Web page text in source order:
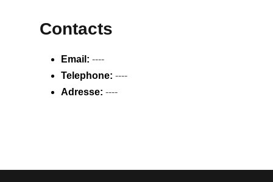
Contacts
Email: ----
Telephone: ----
Adresse: ----